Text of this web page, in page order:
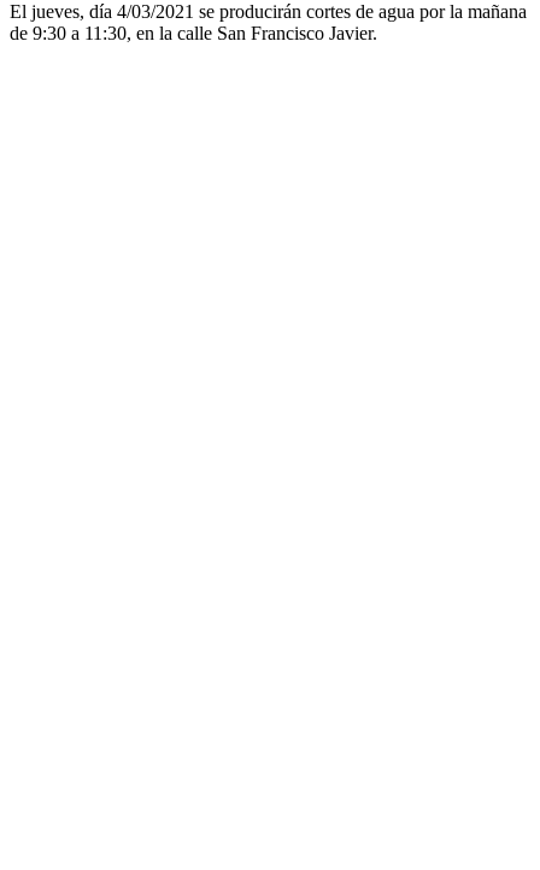
El jueves, día 4/03/2021 se producirán cortes de agua por la mañana
de 9:30 a 11:30, en la calle San Francisco Javier.